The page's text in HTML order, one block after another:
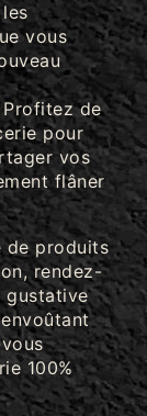
vous
Profitez de
pour
vos
flâner
de produits
rendez-
gustative
100%